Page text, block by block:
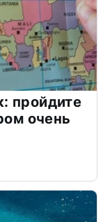
пройдите
очень